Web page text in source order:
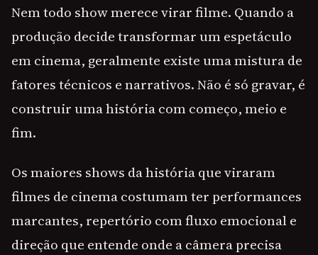
Nem todo show merece virar filme. Quando a
produção decide transformar um espetáculo
em cinema, geralmente existe uma mistura de
fatores técnicos e narrativos. Não é só gravar, é
construir uma história com começo, meio e
fim.
Os maiores shows da história que viraram
filmes de cinema costumam ter performances
marcantes, repertório com fluxo emocional e
direção que entende onde a câmera precisa